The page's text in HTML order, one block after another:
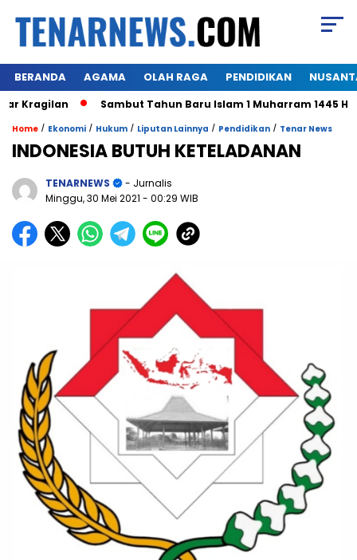
BERANDA AGAMA OLAH RAGA PENDIDIKAN
Sambut Tahun Baru Islam 1 Muharram 1445
Home / Ekonomi / Hukum / Liputan Lainnya / Pendidikan / Tenar News
INDONESIA BUTUH KETELADANAN
TENARNEWS
- Jurnalis
Minggu, 30 Mei 2021 - 00:29 WIB